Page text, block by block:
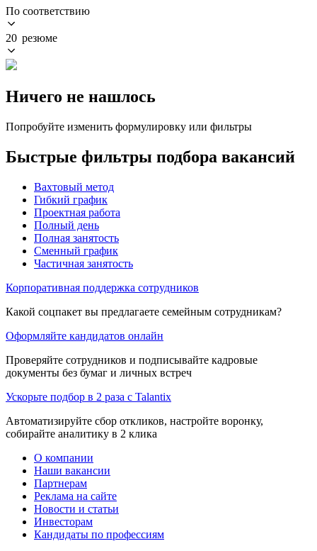
По соответствию
20 резюме
Ничего не нашлось
Попробуйте изменить формулировку или фильтры
Быстрые фильтры подбора вакансий
Вахтовый метод
Гибкий график
Проектная работа
Полный день
Полная занятость
Сменный график
Частичная занятость
Корпоративная поддержка сотрудников
Какой соцпакет вы предлагаете семейным сотрудникам?
Оформляйте кандидатов онлайн
Проверяйте сотрудников и подписывайте кадровые
документы без бумаг и личных встреч
Ускорьте подбор в 2 раза с Talantix
Автоматизируйте сбор откликов, настройте воронку,
собирайте аналитику в 2 клика
О компании
Наши вакансии
Партнерам
Реклама на сайте
Новости и статьи
Инвесторам
Кандидаты по профессиям